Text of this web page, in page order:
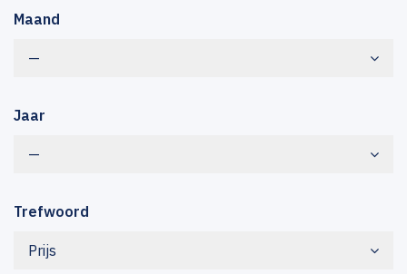
Maand
—
Jaar
—
Trefwoord
Prijs